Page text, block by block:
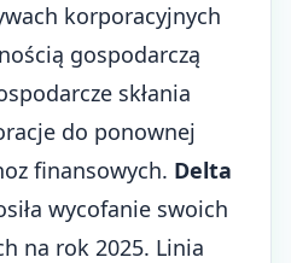
korporacyjnych
gospodarczą
skłania
do ponownej
finansowych. Delta
wycofanie swoich
na rok 2025. Linia